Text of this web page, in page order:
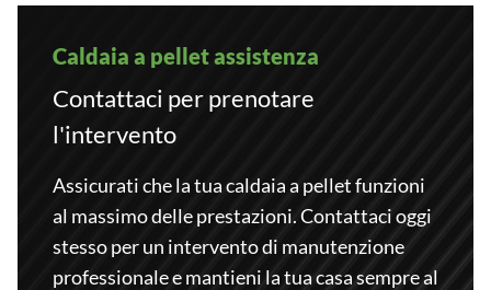
Caldaia a pellet assistenza
Contattaci per prenotare
l'intervento
Assicurati che la tua caldaia a pellet funzioni
al massimo delle prestazioni. Contattaci oggi
stesso per un intervento di manutenzione
professionale e mantieni la tua casa sempre al